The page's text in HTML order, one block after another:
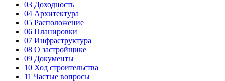
03 Доходность
04 Архитектура
05 Расположение
06 Планировки
07 Инфраструктура
08 О застройщике
09 Документы
10 Ход строительства
11 Частые вопросы